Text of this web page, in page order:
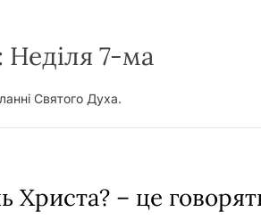
Неділя 7-ма
Святого Духа.
Христа? – це